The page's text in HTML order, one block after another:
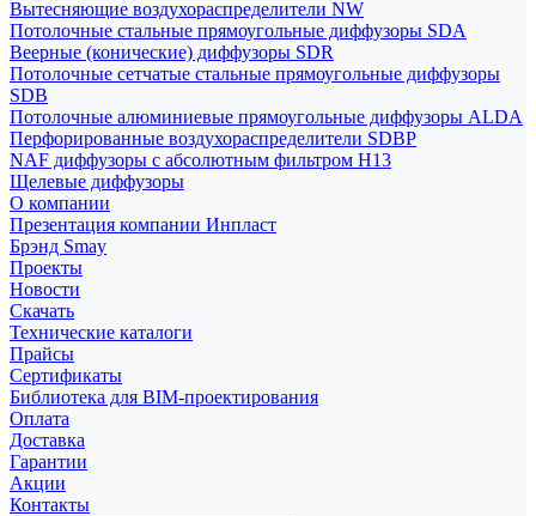
Вытесняющие воздухораспределители NW
Потолочные стальные прямоугольные диффузоры SDA
Веерные (конические) диффузоры SDR
Потолочные сетчатые стальные прямоугольные диффузоры
SDB
Потолочные алюминиевые прямоугольные диффузоры ALDA
Перфорированные воздухораспределители SDBP
NAF диффузоры с абсолютным фильтром Н13
Щелевые диффузоры
О компании
Презентация компании Инпласт
Брэнд Smay
Проекты
Новости
Скачать
Технические каталоги
Прайсы
Сертификаты
Библиотека для BIM-проектирования
Оплата
Доставка
Гарантии
Акции
Контакты